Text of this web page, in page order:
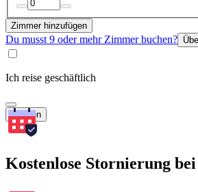
Zimmer hinzufügen
Du musst 9 oder mehr Zimmer buchen?
Ich reise geschäftlich
Suchen
Kostenlose Stornierung